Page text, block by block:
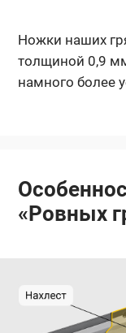
Ножки наших
толщиной 0,9
намного более
«Ровных